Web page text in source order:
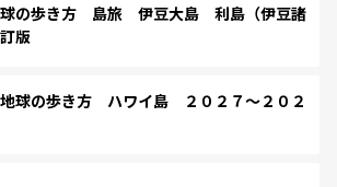
の歩き方 島旅 伊豆大島 利島（伊豆諸
版
球の歩き方 ハワイ島 ２０２７～２０２